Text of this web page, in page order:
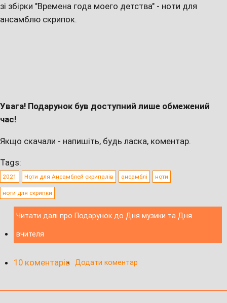
зі збірки "Времена года моего детства" - ноти для
ансамблю скрипок.
Увага! Подарунок був доступний лише обмежений
час!
Якщо скачали - напишіть, будь ласка, коментар.
Tags:
2021 Ноти для Ансамблей скрипалів ансамблі ноти
ноти для скрипки
Читати далі про Подарунок до Дня музики та Дня
вчителя
10 коментарів Додати коментар